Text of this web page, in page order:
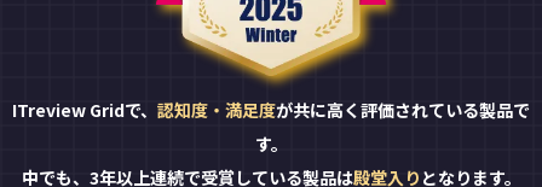
ITreview Gridで、 認知度・満足度が共に高く評価されている製品で
す。
中でも、3年以上連続で受賞している製品は殿堂入り となります。